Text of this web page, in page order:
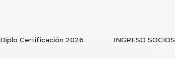
Diplo Certificación 2026 INGRESO SOCIOS